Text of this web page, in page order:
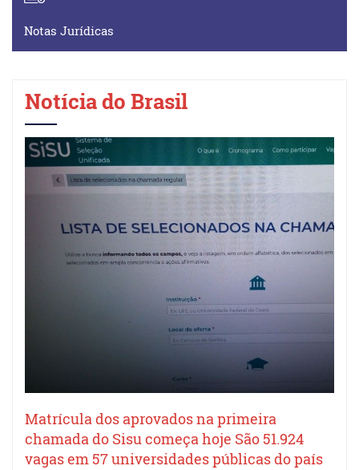
Notas Jurídicas
Notícia do Brasil
Matrícula dos aprovados na primeira
chamada do Sisu começa hoje São 51.924
vagas em 57 universidades públicas do país